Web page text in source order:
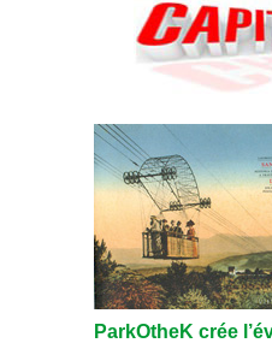
ParkOtheK crée